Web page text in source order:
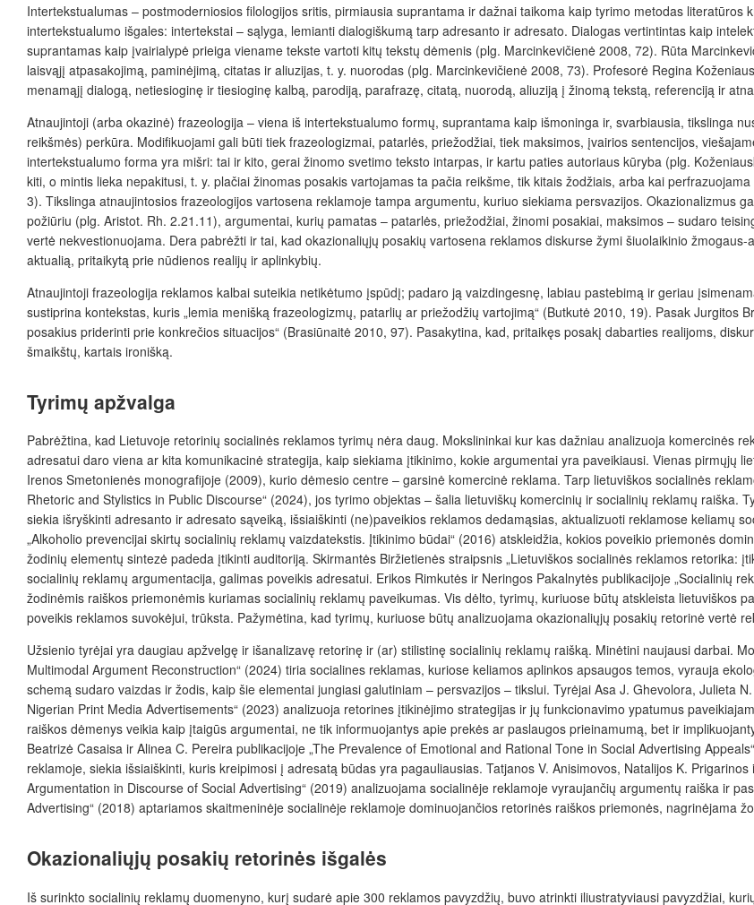
Intertekstualumas – postmoderniosios filologijos sritis, pirmiausia suprantama ir dažnai taikoma kaip tyrimo metodas
intertekstualumo išgales: intertekstai – sąlyga, lemianti dialogiškumą tarp adresanto ir adresato. Dialogas vertintintas kaip
suprantamas kaip įvairialypė prieiga viename tekste vartoti kitų tekstų dėmenis (plg. Marcinkevičienė 2008, 72). Rūta
laisvąjį atpasakojimą, paminėjimą, citatas ir aliuzijas, t. y. nuorodas (plg. Marcinkevičienė 2008, 73). Profesorė Regina
menamąjį dialogą, netiesioginę ir tiesioginę kalbą, parodiją, parafrazę, citatą, nuorodą, aliuziją į žinomą tekstą, referenciją ir
Atnaujintoji (arba okazinė) frazeologija – viena iš intertekstualumo formų, suprantama kaip išmoninga ir, svarbiausia, tikslinga
reikšmės) perkūra. Modifikuojami gali būti tiek frazeologizmai, patarlės, priežodžiai, tiek maksimos, įvairios sentencijos,
intertekstualumo forma yra mišri: tai ir kito, gerai žinomo svetimo teksto intarpas, ir kartu paties autoriaus kūryba (plg.
kiti, o mintis lieka nepakitusi, t. y. plačiai žinomas posakis vartojamas ta pačia reikšme, tik kitais žodžiais, arba kai
3). Tikslinga atnaujintosios frazeologijos vartosena reklamoje tampa argumentu, kuriuo siekiama persvazijos. Okazionalizmus
požiūriu (plg. Aristot. Rh. 2.21.11), argumentai, kurių pamatas – patarlės, priežodžiai, žinomi posakiai, maksimos – sudaro
vertė nekvestionuojama. Dera pabrėžti ir tai, kad okazionaliųjų posakių vartosena reklamos diskurse žymi šiuolaikinio
aktualią, pritaikytą prie nūdienos realijų ir aplinkybių.
Atnaujintoji frazeologija reklamos kalbai suteikia netikėtumo įspūdį; padaro ją vaizdingesnę, labiau pastebimą ir geriau
sustiprina kontekstas, kuris „lemia menišką frazeologizmų, patarlių ar priežodžių vartojimą“ (Butkutė 2010, 19). Pasak Jurgitos
posakius priderinti prie konkrečios situacijos“ (Brasiūnaitė 2010, 97). Pasakytina, kad, pritaikęs posakį dabarties realijoms,
šmaikštų, kartais ironišką.
Tyrimų apžvalga
Pabrėžtina, kad Lietuvoje retorinių socialinės reklamos tyrimų nėra daug. Mokslininkai kur kas dažniau analizuoja komercinės
adresatui daro viena ar kita komunikacinė strategija, kaip siekiama įtikinimo, kokie argumentai yra paveikiausi. Vienas pirmųjų
Irenos Smetonienės monografijoje (2009), kurio dėmesio centre – garsinė komercinė reklama. Tarp lietuviškos socialinės
Rhetoric and Stylistics in Public Discourse“ (2024), jos tyrimo objektas – šalia lietuviškų komercinių ir socialinių reklamų raiška.
siekia išryškinti adresanto ir adresato sąveiką, išsiaiškinti (ne)paveikios reklamos dedamąsias, aktualizuoti reklamose keliamų
„Alkoholio prevencijai skirtų socialinių reklamų vaizdatekstis. Įtikinimo būdai“ (2016) atskleidžia, kokios poveikio priemonės
žodinių elementų sintezė padeda įtikinti auditoriją. Skirmantės Biržietienės straipsnis „Lietuviškos socialinės reklamos retorika:
socialinių reklamų argumentacija, galimas poveikis adresatui. Erikos Rimkutės ir Neringos Pakalnytės publikacijoje „Socialinių
žodinėmis raiškos priemonėmis kuriamas socialinių reklamų paveikumas. Vis dėlto, tyrimų, kuriuose būtų atskleista lietuviškos
poveikis reklamos suvokėjui, trūksta. Pažymėtina, kad tyrimų, kuriuose būtų analizuojama okazionaliųjų posakių retorinė vertė
Užsienio tyrėjai yra daugiau apžvelgę ir išanalizavę retorinę ir (ar) stilistinę socialinių reklamų raišką. Minėtini naujausi darbai.
Multimodal Argument Reconstruction“ (2024) tiria socialines reklamas, kuriose keliamos aplinkos apsaugos temos, vyrauja
schemą sudaro vaizdas ir žodis, kaip šie elementai jungiasi galutiniam – persvazijos – tikslui. Tyrėjai Asa J. Ghevolora, Julieta
Nigerian Print Media Advertisements“ (2023) analizuoja retorines įtikinėjimo strategijas ir jų funkcionavimo ypatumus
raiškos dėmenys veikia kaip įtaigūs argumentai, ne tik informuojantys apie prekės ar paslaugos prieinamumą, bet ir
Beatrizė Casaisa ir Alinea C. Pereira publikacijoje „The Prevalence of Emotional and Rational Tone in Social Advertising
reklamoje, siekia išsiaiškinti, kuris kreipimosi į adresatą būdas yra pagauliausias. Tatjanos V. Anisimovos, Natalijos K.
Argumentation in Discourse of Social Advertising“ (2019) analizuojama socialinėje reklamoje vyraujančių argumentų raiška ir
Advertising“ (2018) aptariamos skaitmeninėje socialinėje reklamoje dominuojančios retorinės raiškos priemonės, nagrinėjama
Okazionaliųjų posakių retorinės išgalės
Iš surinkto socialinių reklamų duomenyno, kurį sudarė apie 300 reklamos pavyzdžių, buvo atrinkti iliustratyviausi pavyzdžiai,